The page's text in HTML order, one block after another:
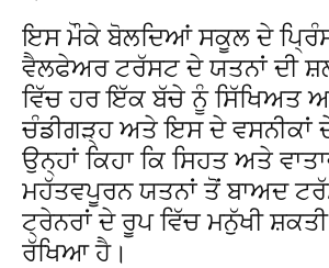
ਇਸ ਮੌਕੇ ਬੋਲਦਿਆਂ ਸਕੂਲ ਦੇ
ਵੈਲਫੇਅਰ ਟਰੱਸਟ ਦੇ ਯਤਨਾਂ ਦੀ
ਵਿੱਚ ਹਰ ਇੱਕ ਬੱਚੇ ਨੂੰ ਸਿੱਖਿਅਤ
ਚੰਡੀਗੜ੍ਹ ਅਤੇ ਇਸ ਦੇ ਵਸਨੀਕਾਂ
ਉਨ੍ਹਾਂ ਕਿਹਾ ਕਿ ਸਿਹਤ ਅਤੇ
ਮਹੱਤਵਪੂਰਨ ਯਤਨਾਂ ਤੋਂ ਬਾਅਦ
ਟ੍ਰੇਨਰਾਂ ਦੇ ਰੂਪ ਵਿੱਚ ਮਨੁੱਖੀ
ਰੱਖਿਆ ਹੈ।